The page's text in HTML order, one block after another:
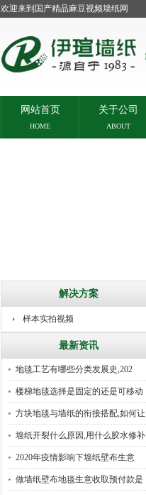
欢迎来到国产精品麻豆视频墙纸网
网站首页
HOME
关于公司
ABOUT
解决方案
样本实拍视频
最新资讯
地毯工艺有哪些分类发展史,202
楼梯地毯选择是固定的还是可移动
好
方块地毯与墙纸的衔接搭配,如何让
墙纸开裂什么原因,用什么胶水修补
2020年疫情影响下墙纸壁布生意
做墙纸壁布地毯生意收取预付款是